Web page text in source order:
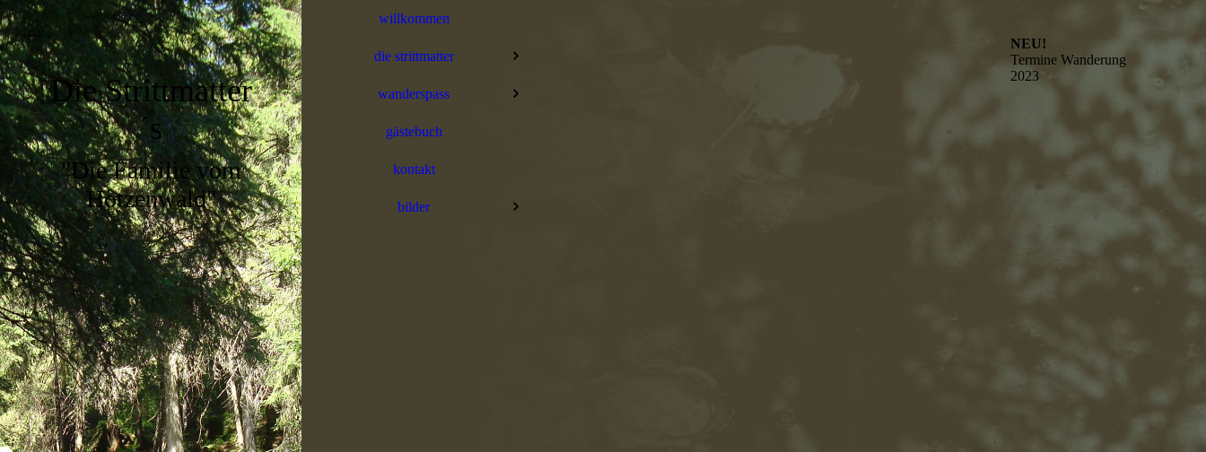
Die Strittmatter
´s
"Die Familie vom
Hotzenwald"
willkommen
die strittmatter
wanderspass
gästebuch
kontakt
bilder
NEU!
Termine Wanderung
2023